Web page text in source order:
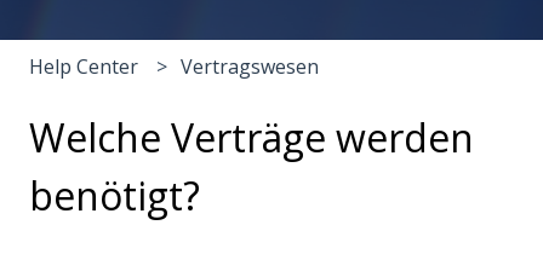
Help Center Vertragswesen
Welche Verträge werden
benötigt?